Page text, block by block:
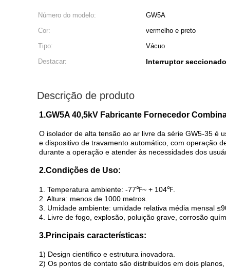
Número do modelo: GW5A
Cor:
vermelho e preto
Tipo:
Vácuo
Destacar:
Interruptor
Descrição de produto
1.GW5A 40,5kV Fabricante Fornecedor
O isolador de alta tensão ao ar livre da série GW5-35 é
e dispositivo de travamento automático, com operação
durante a operação e atender às necessidades dos
2.Condições de Uso:
1. Temperatura ambiente: -77℉~ + 104℉.
2. Altura: menos de 1000 metros.
3. Umidade ambiente: umidade relativa média mensal
4. Livre de fogo, explosão, poluição grave, corrosão
3.Principais características:
1) Design científico e estrutura inovadora.
2) Os pontos de contato são distribuídos em dois